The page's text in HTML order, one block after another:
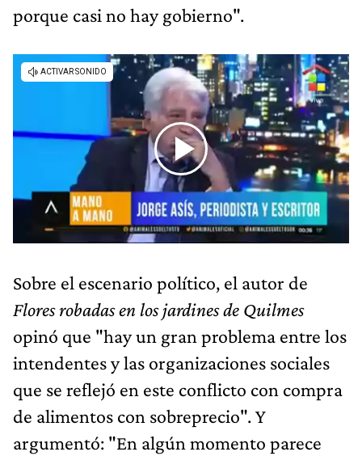
porque casi no hay gobierno".
Sobre el escenario político, el autor de
Flores robadas en los jardines de Quilmes
opinó que "hay un gran problema entre los
intendentes y las organizaciones sociales
que se reflejó en este conflicto con compra
de alimentos con sobreprecio". Y
argumentó: "En algún momento parece